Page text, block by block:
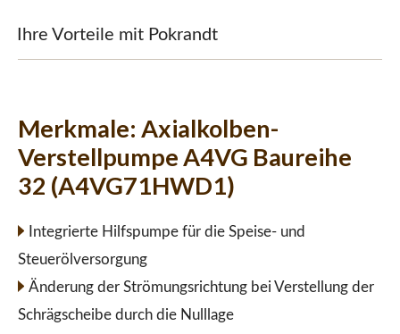
Ihre Vorteile mit Pokrandt
Merkmale: Axialkolben-
Verstellpumpe A4VG Baureihe
32 (A4VG71HWD1)
Integrierte Hilfspumpe für die Speise- und
Steuerölversorgung
Änderung der Strömungsrichtung bei Verstellung der
Schrägscheibe durch die Nulllage